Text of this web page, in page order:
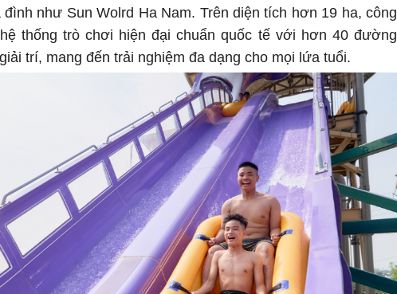
như Sun Wolrd Ha Nam. Trên diện tích hơn 19 ha, công
thống trò chơi hiện đại chuẩn quốc tế với hơn 40 đường
trí, mang đến trải nghiệm đa dạng cho mọi lứa tuổi.